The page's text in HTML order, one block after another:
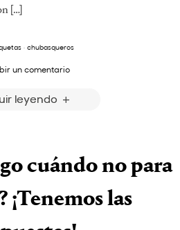
[…]
· chubasqueros
un comentario
leyendo
cuándo no para
¡Tenemos las